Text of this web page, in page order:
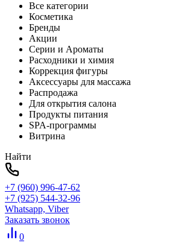
Все категории
Косметика
Бренды
Акции
Серии и Ароматы
Расходники и химия
Коррекция фигуры
Аксессуары для массажа
Распродажа
Для открытия салона
Продукты питания
SPA-программы
Витрина
Найти
+7 (960) 996-47-62
+7 (925) 544-32-96
Whatsapp, Viber
Заказать звонок
0